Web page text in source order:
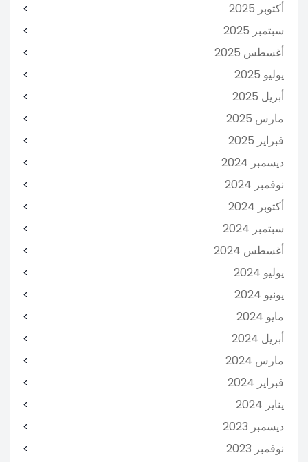
أكتوبر 2025
سبتمبر 2025
أغسطس 2025
يوليو 2025
أبريل 2025
مارس 2025
فبراير 2025
ديسمبر 2024
نوفمبر 2024
أكتوبر 2024
سبتمبر 2024
أغسطس 2024
يوليو 2024
يونيو 2024
مايو 2024
أبريل 2024
مارس 2024
فبراير 2024
يناير 2024
ديسمبر 2023
نوفمبر 2023